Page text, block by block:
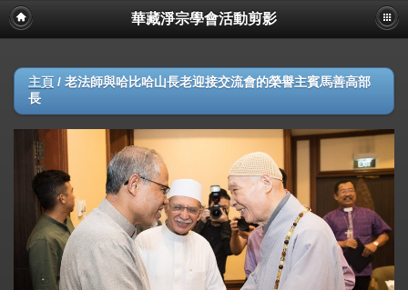
華藏淨宗學會活動剪影
主頁 / 老法師與哈比哈山長老迎接交流會的榮譽主賓馬善高部
長